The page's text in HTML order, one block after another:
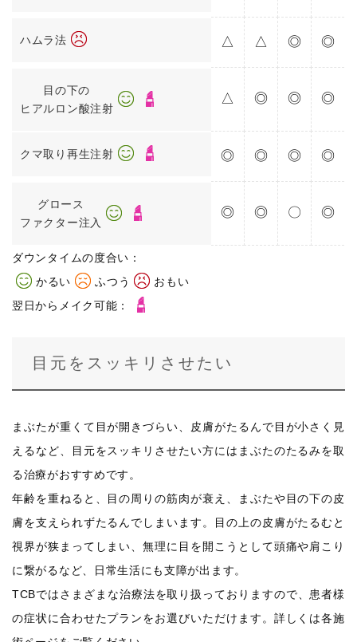
ハムラ法 △ △ ◎ ◎
目の下の
ヒアルロン酸注射
△ ◎ ◎ ◎
クマ取り再生注射 ◎ ◎ ◎ ◎
グロース
ファクター注入
◎ ◎ 〇 ◎
ダウンタイムの度合い：
かるい
ふつう
おもい
翌日からメイク可能：
目元をスッキリさせたい
まぶたが重くて目が開きづらい、皮膚がたるんで目が小さく見
えるなど、目元をスッキリさせたい方にはまぶたのたるみを取
る治療がおすすめです。
年齢を重ねると、目の周りの筋肉が衰え、まぶたや目の下の皮
膚を支えられずたるんでしまいます。目の上の皮膚がたるむと
視界が狭まってしまい、無理に目を開こうとして頭痛や肩こり
に繋がるなど、日常生活にも支障が出ます。
TCBではさまざまな治療法を取り扱っておりますので、患者様
の症状に合わせたプランをお選びいただけます。詳しくは各施